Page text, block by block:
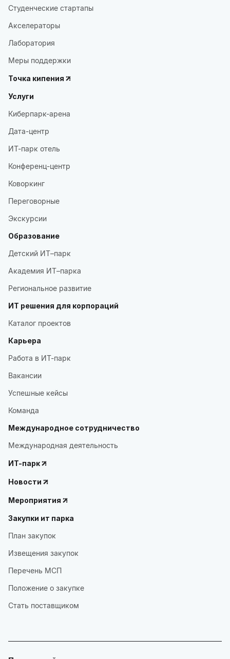
Студенческие стартапы
Акселераторы
Лаборатория
Меры поддержки
Точка кипения
Услуги
Киберпарк-арена
Дата-центр
ИТ-парк отель
Конференц-центр
Коворкинг
Переговорные
Экскурсии
Образование
Детский ИТ–парк
Академия ИТ–парка
Региональное развитие
ИТ решения для корпораций
Каталог проектов
Карьера
Работа в ИТ-парк
Вакансии
Успешные кейсы
Команда
Международное сотрудничество
Международная деятельность
ИТ-парк
Новости
Мероприятия
Закупки ит парка
План закупок
Извещения закупок
Перечень МСП
Положение о закупке
Стать поставщиком